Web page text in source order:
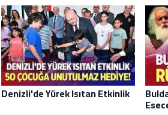
Denizli'de Yürek Isıtan Etkinlik